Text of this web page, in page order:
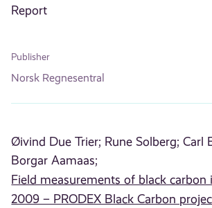
Report
Publisher
Norsk Regnesentral
Øivind Due Trier; Rune Solberg; Carl
Borgar Aamaas;
Field measurements of black carbon
2009 – PRODEX Black Carbon